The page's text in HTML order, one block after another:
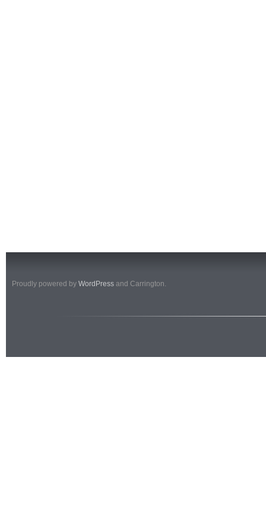
Proudly powered by WordPress and Carrington.